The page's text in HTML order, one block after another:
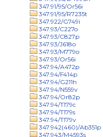
347.91/95/Or56i
347.91/95/R7235t
347.922/G749i
347.93/C227o
347.93/C827p
347.93/J618o
347.93/M779o
347.93/Or56i
347.94/A472p
347.94/F414p
347.94/G211h
347.94/N559v
347.94/Or82p
347.94/T179c
347.94/T179s
347.94/T179v
347.942(460)/Ab351p
347.943/M4593s